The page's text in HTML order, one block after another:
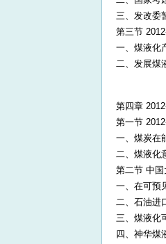
三、发改委
第三节
一、煤液化
二、发展煤
第四章
第一节
一、煤炭在
二、煤液化
第二节 中
一、在可预
二、石油进
三、煤液化
四、神华煤